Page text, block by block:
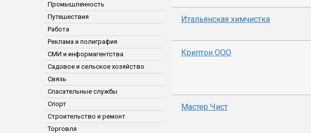
Промышленность
Путешествия
Работа
Реклама и полиграфия
СМИ и информагентства
Садовое и сельское хозяйство
Связь
Спасательные службы
Спорт
Строительство и ремонт
Торговля
Итальянская химчистка
Криптон ООО
Мастер Чист